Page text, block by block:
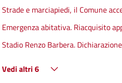
Strade e marciapiedi, il Comune
Emergenza abitativa. Riacquisito
Stadio Renzo Barbera.
Vedi altri 6